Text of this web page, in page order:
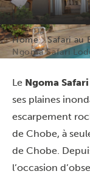
Home Safari au
Ngoma Safari
Le Ngoma
ses plaines
escarpement
de Chobe, à
de Chobe.
l’occasion